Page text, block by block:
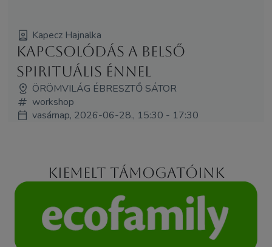
Kapecz Hajnalka
Kapcsolódás a belső
spirituális énnel
ÖRÖMVILÁG ÉBRESZTŐ SÁTOR
workshop
vasárnap, 2026-06-28., 15:30 - 17:30
Kiemelt támogatóink